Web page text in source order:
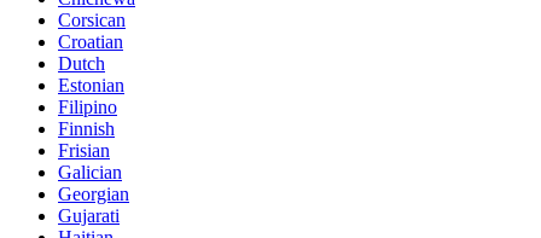
Corsican
Croatian
Dutch
Estonian
Filipino
Finnish
Frisian
Galician
Georgian
Gujarati